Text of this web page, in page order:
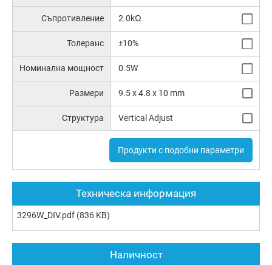
Съпротивление 2.0kΩ
Толеранс ±10%
Номинална мощност 0.5W
Размери 9.5 x 4.8 x 10 mm
Структура Vertical Adjust
Продукти с подобни параметри
Техническа информация
3296W_DIV.pdf (836 KB)
Наличност